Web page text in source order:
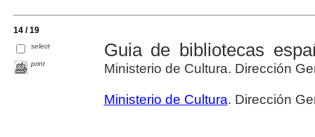
14 / 19
select
print
Guia de bibliotecas
Ministerio de Cultura. Dirección
Ministerio de Cultura. Dirección